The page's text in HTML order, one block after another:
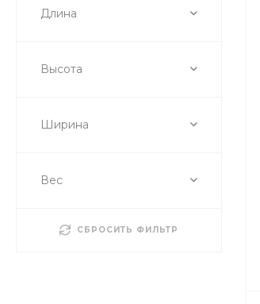
Длина
Высота
Ширина
Вес
СБРОСИТЬ ФИЛЬТР